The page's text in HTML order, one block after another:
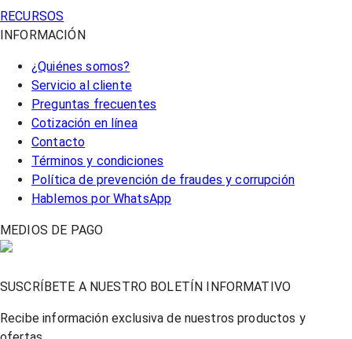
RECURSOS
INFORMACIÓN
¿Quiénes somos?
Servicio al cliente
Preguntas frecuentes
Cotización en línea
Contacto
Términos y condiciones
Política de prevención de fraudes y corrupción
Hablemos por WhatsApp
MEDIOS DE PAGO
SUSCRÍBETE A NUESTRO BOLETÍN INFORMATIVO
Recibe información exclusiva de nuestros productos y